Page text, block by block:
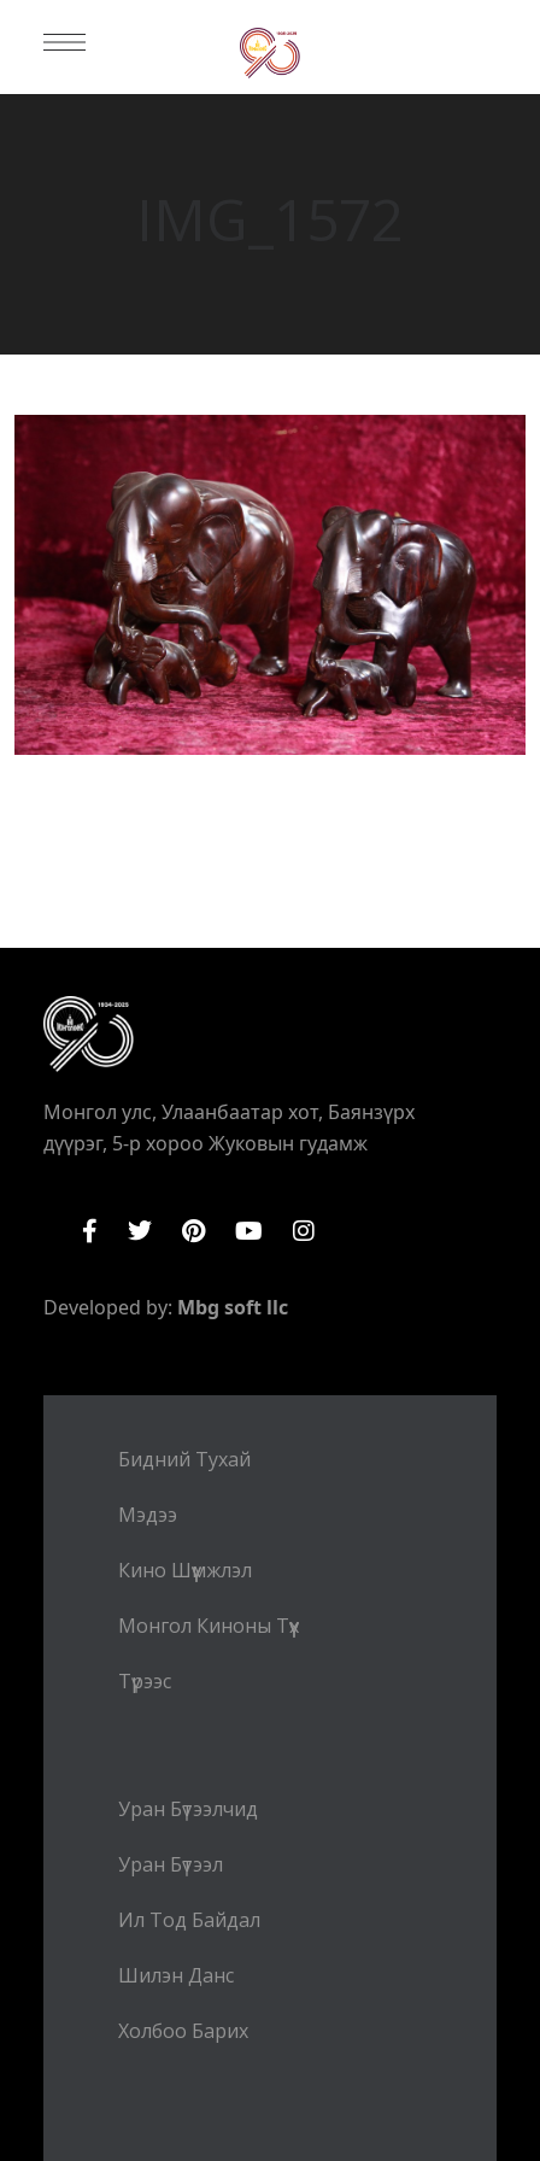
Монгол улс, Улаанбаатар хот, Баянзүрх
дүүрэг, 5-р хороо Жуковын гудамж
Developed by: Mbg soft llc
Бидний Тухай
Мэдээ
Кино Шүүмжлэл
Монгол Киноны Түүх
Түрээс
Уран Бүтээлчид
Уран Бүтээл
Ил Тод Байдал
Шилэн Данс
Холбоо Барих